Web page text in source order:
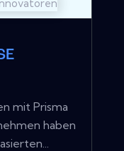
mit Prisma
haben